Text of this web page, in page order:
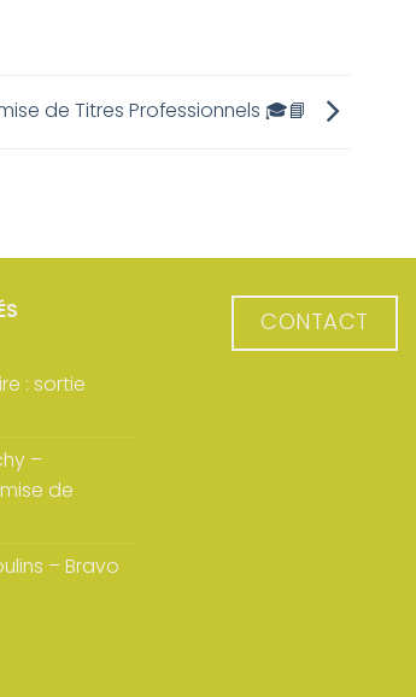
de Titres Professionnels 🎓📘
: sortie
–
de
– Bravo
CONTACT